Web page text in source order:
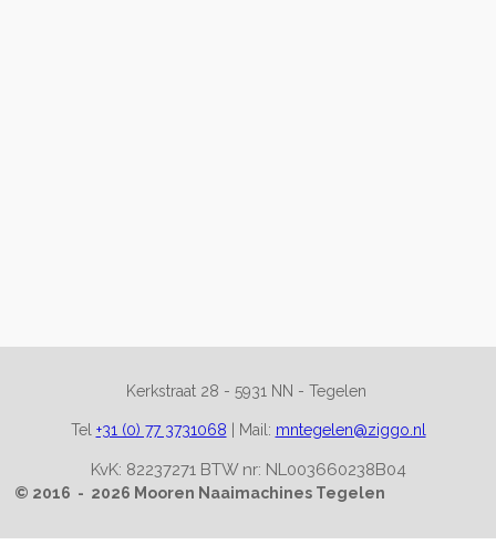
Kerkstraat 28 - 5931 NN - Tegelen
Tel +31 (0) 77 3731068 Mail: mntegelen@ziggo.nl
KvK: 82237271 BTW nr: NL003660238B04
© 2016 - 2026 Mooren Naaimachines Tegelen